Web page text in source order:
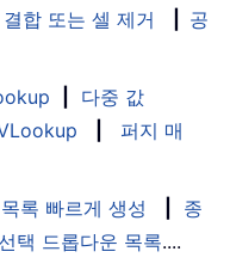
합 또는 셀 제거
공
다중 값
퍼지 매
록 빠르게 생성
종
택 드롭다운 목록....